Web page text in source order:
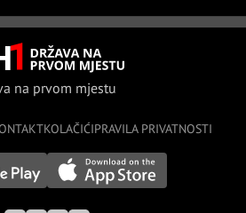
na prvom mjestu
KOLAČIĆIPRAVILA PRIVATNOSTI